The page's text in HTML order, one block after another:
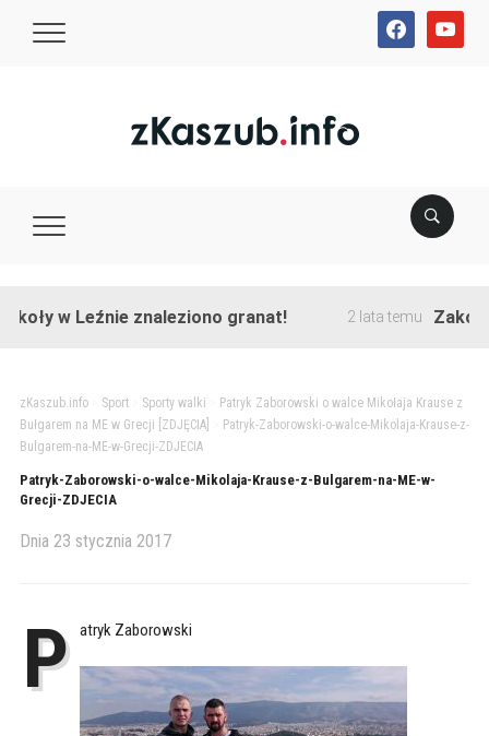
facebookyoutube
w Leźnie znaleziono granat! 2 lata temu
zKaszub.info> Sport> Sporty walki
Patryk Zaborowski o walce Mikołaja Krause z
Bułgarem na ME w Grecji [ZDJĘCIA]
Patryk-Zaborowski-o-walce-Mikolaja-Krause-z-
Bulgarem-na-ME-w-Grecji-ZDJECIA
Patryk-Zaborowski-o-walce-Mikolaja-Krause-z-Bulgarem-na-ME-w-
Grecji-ZDJECIA
Dnia 23 stycznia 2017
P atryk Zaborowski